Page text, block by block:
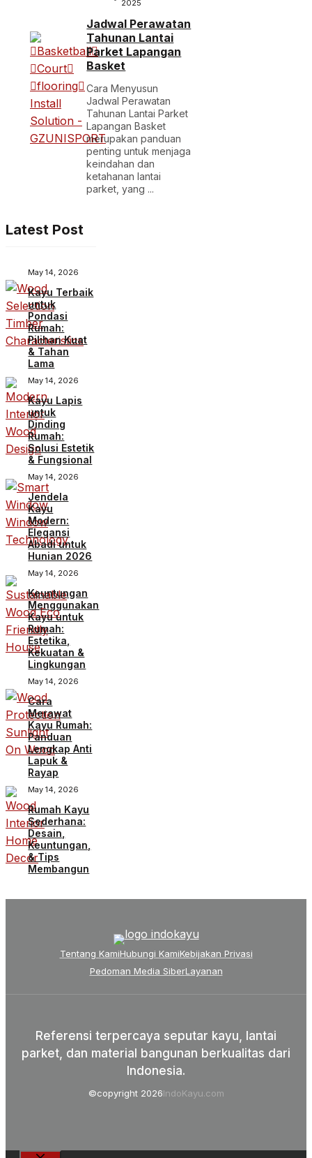
2025
Jadwal Perawatan
Tahunan Lantai
Parket Lapangan
Basket
Cara Menyusun
Jadwal Perawatan
Tahunan Lantai Parket
Lapangan Basket
merupakan panduan
penting untuk menjaga
keindahan dan
ketahanan lantai
parket, yang ...
Latest Post
May 14, 2026
Kayu Terbaik
untuk
Pondasi
Rumah:
Pilihan Kuat
& Tahan
Lama
May 14, 2026
Kayu Lapis
untuk
Dinding
Rumah:
Solusi Estetik
& Fungsional
May 14, 2026
Jendela
Kayu
Modern:
Elegansi
Abadi untuk
Hunian 2026
May 14, 2026
Keuntungan
Menggunakan
Kayu untuk
Rumah:
Estetika,
Kekuatan &
Lingkungan
May 14, 2026
Cara
Merawat
Kayu Rumah:
Panduan
Lengkap Anti
Lapuk &
Rayap
May 14, 2026
Rumah Kayu
Sederhana:
Desain,
Keuntungan,
& Tips
Membangun
Tentang KamiHubungi KamiKebijakan Privasi
Pedoman Media SiberLayanan
Referensi terpercaya seputar kayu, lantai
parket, dan material bangunan berkualitas dari
Indonesia.
©copyright 2026IndoKayu.com